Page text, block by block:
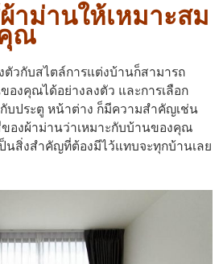
าม่านให้เหมาะสม
ณ
ตัวกับสไตล์การแต่งบ้านก็สามารถ
องคุณได้อย่างลงตัว และการเลือก
บประตู หน้าต่าง ก็มีความสำคัญเช่น
องผ้าม่านว่าเหมาะกับบ้านของคุณ
นสิ่งสำคัญที่ต้องมีไว้แทบจะทุกบ้านเลย